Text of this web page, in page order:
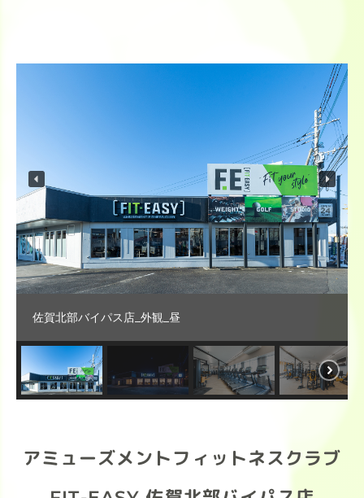
佐賀北部バイパス店_外観_昼
アミューズメントフィットネスクラブ